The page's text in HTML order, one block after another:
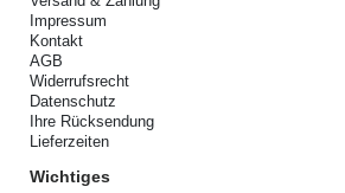
Impressum
Kontakt
AGB
Widerrufsrecht
Datenschutz
Ihre Rücksendung
Lieferzeiten
Wichtiges